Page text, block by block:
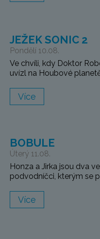
JEŽEK SONIC 2
Pondělí 10.08.
Ve chvíli, kdy Doktor
uvízl na Houbové
Více
BOBULE
Úterý 11.08.
Honza a Jirka jsou dva
podvodníčci, kterým se
Více